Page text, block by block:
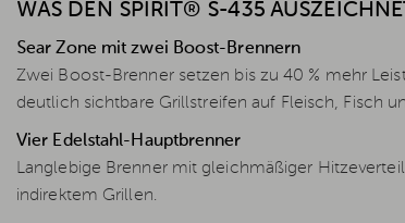
WAS DEN SPIRIT® S-435
Sear Zone mit zwei Boost-Brennern
Zwei Boost-Brenner setzen bis zu 40 % mehr
deutlich sichtbare Grillstreifen auf Fleisch, Fisch
Vier Edelstahl-Hauptbrenner
Langlebige Brenner mit gleichmäßiger
indirektem Grillen.